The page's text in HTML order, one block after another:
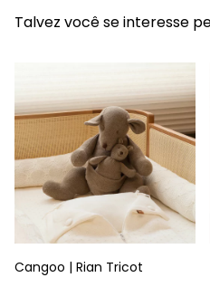
Talvez você se interesse
Cangoo | Rian Tricot